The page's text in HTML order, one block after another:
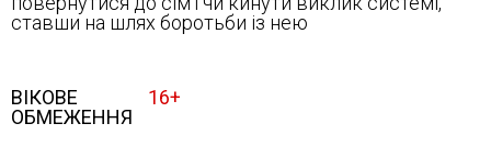
ставши на шлях боротьби із нею
ВІКОВЕ
ОБМЕЖЕННЯ
16+